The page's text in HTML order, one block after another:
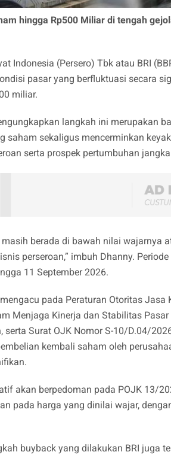
hingga Rp500 Miliar di tengah
Indonesia (Persero) Tbk atau BRI
pasar yang berfluktuasi secara
miliar.
langkah ini merupakan
saham sekaligus mencerminkan
serta prospek pertumbuhan
berada di bawah nilai wajarnya
perseroan,” imbuh Dhanny.
11 September 2026.
pada Peraturan Otoritas Jasa
Menjaga Kinerja dan Stabilitas
serta Surat OJK Nomor S-10/D.04/
kembali saham oleh
akan berpedoman pada POJK 13/
pada harga yang dinilai wajar,
buyback yang dilakukan BRI juga